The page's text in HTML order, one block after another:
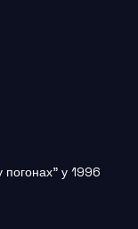
погонах" у 1996